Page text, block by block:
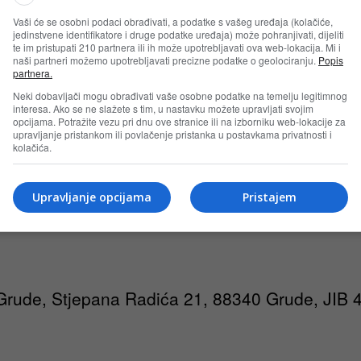
BiH reprezentacije
i sve dodatne troškove putovanja,
3 mjeseca od dana planiranog
Stjepana Radića 21, 88340 Grude, JIB
Vaši će se osobni podaci obrađivati, a podatke s vašeg uređaja (kolačiće,
jedinstvene identifikatore i druge podatke uređaja) može pohranjivati, dijeliti
te im pristupati 210 partnera ili ih može upotrebljavati ova web-lokacija. Mi i
naši partneri možemo upotrebljavati precizne podatke o geolociranju. Popis
partnera.
Neki dobavljači mogu obrađivati vaše osobne podatke na temelju legitimnog
interesa. Ako se ne slažete s tim, u nastavku možete upravljati svojim
opcijama. Potražite vezu pri dnu ove stranice ili na izborniku web-lokacije za
upravljanje pristankom ili povlačenje pristanka u postavkama privatnosti i
kolačića.
Pristajem
Upravljanje opcijama